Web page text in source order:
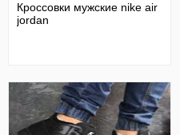
Кроссовки мужские nike air
jordan